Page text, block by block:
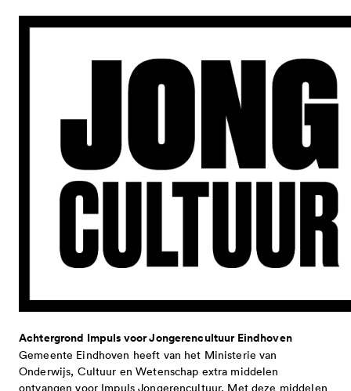
Achtergrond Impuls voor Jongerencultuur Eindhoven
Gemeente Eindhoven heeft van het Ministerie van
Onderwijs, Cultuur en Wetenschap extra middelen
ontvangen voor Impuls Jongerencultuur. Met deze middelen